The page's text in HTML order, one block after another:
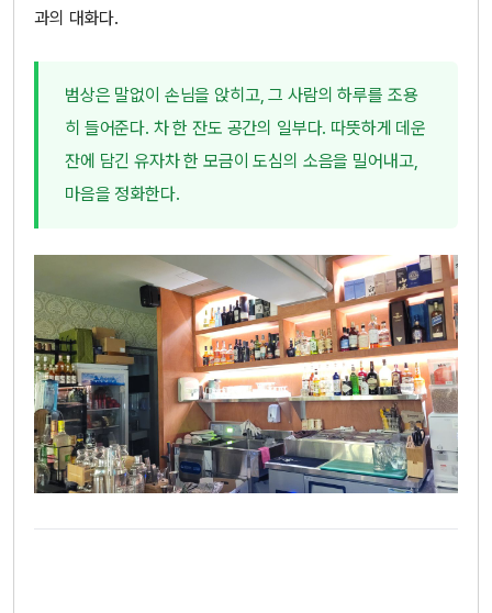
과의 대화다.
범상은 말없이 손님을 앉히고, 그 사람의 하루를 조용
히 들어준다. 차 한 잔도 공간의 일부다. 따뜻하게 데운
잔에 담긴 유자차 한 모금이 도심의 소음을 밀어내고,
마음을 정화한다.